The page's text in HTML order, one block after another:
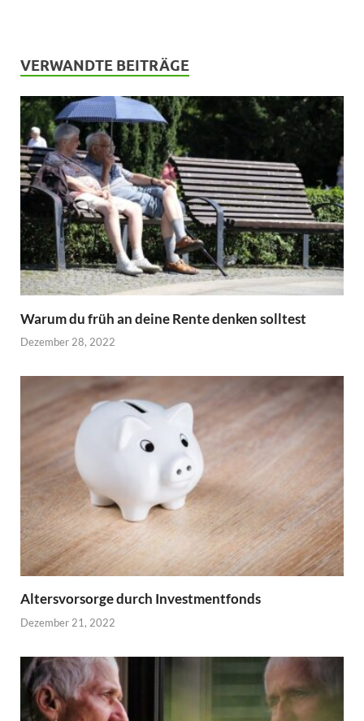
VERWANDTE BEITRÄGE
Warum du früh an deine Rente denken solltest
Dezember 28, 2022
Altersvorsorge durch Investmentfonds
Dezember 21, 2022